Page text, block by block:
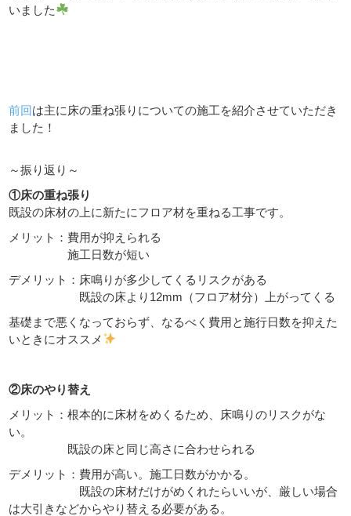
いました
前回 は主に床の重ね張りについての施工を紹介させていただき
ました！
～振り返り～
①床の重ね張り
既設の床材の上に新たにフロア材を重ねる工事です。
メリット：費用が抑えられる
施工日数が短い
デメリット：床鳴りが多少してくるリスクがある
既設の床より12mm（フロア材分）上がってくる
基礎まで悪くなっておらず、なるべく費用と施行日数を抑えた
いときにオススメ
②床のやり替え
メリット：根本的に床材をめくるため、床鳴りのリスクがな
い。
既設の床と同じ高さに合わせられる
デメリット：費用が高い。施工日数がかかる。
既設の床材だけがめくれたらいいが、厳しい場合
は大引きなどからやり替える必要がある。